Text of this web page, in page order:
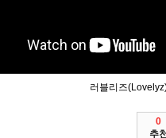
러블리즈
0
추